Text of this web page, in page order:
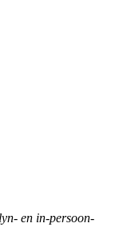
en in-persoon-